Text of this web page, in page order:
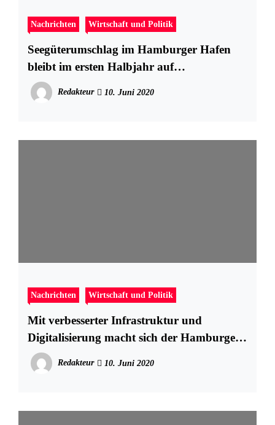
Nachrichten Wirtschaft und Politik
Seegüterumschlag im Hamburger Hafen
bleibt im ersten Halbjahr auf
Vorjahresniveau
Redakteur 10. Juni 2020
Nachrichten Wirtschaft und Politik
Mit verbesserter Infrastruktur und
Digitalisierung macht sich der Hamburger
Hafen zukunftsfähig
Redakteur 10. Juni 2020